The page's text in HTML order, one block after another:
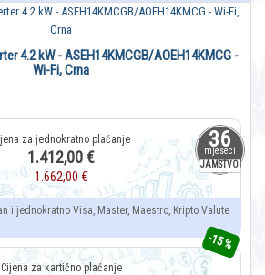
36
mjeseci
JAMSTVO
4.2 kW - ASEH14KMCGB/AOEH14KMCG -
Wi-Fi, Crna
1.412,00 €
1.662,00 €
i jednokratno Visa, Master, Maestro, Kripto Valute
-15 %